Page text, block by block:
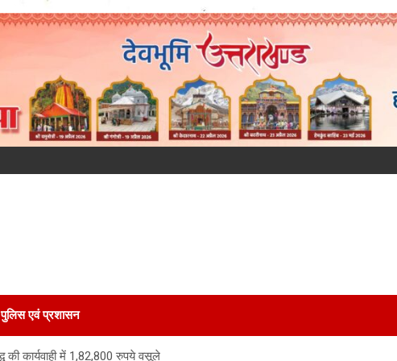
पुलिस एवं प्रशासन
की कार्यवाही में 1,82,800 रुपये वसूले